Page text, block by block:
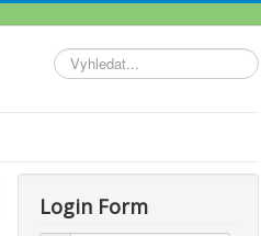
Vyhledávání...
Login Form